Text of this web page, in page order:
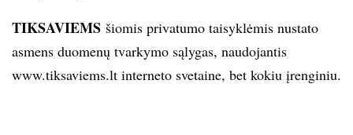
TIKSAVIEMS šiomis privatumo taisyklėmis nustato
asmens duomenų tvarkymo sąlygas, naudojantis
www.tiksaviems.lt interneto svetaine, bet kokiu įrenginiu.